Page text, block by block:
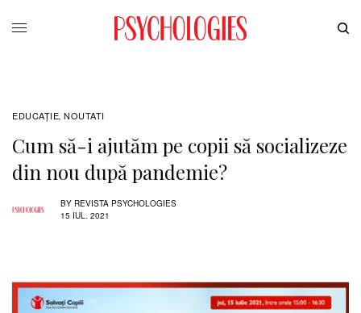
EDUCAŢIE, NOUTATI
Cum să-i ajutăm pe copii să socializeze
din nou după pandemie?
BY REVISTA PSYCHOLOGIES
15 IUL. 2021